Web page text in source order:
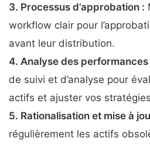
3. Processus d’approbation :
workflow clair pour
avant leur distribution.
4. Analyse des performances
de suivi et d’analyse pour
actifs et ajuster vos
5. Rationalisation et mise à
régulièrement les actifs